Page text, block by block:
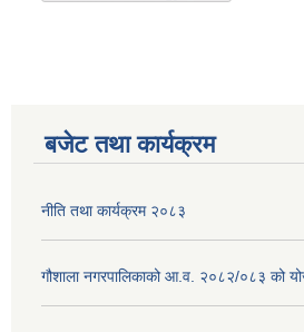
बजेट तथा कार्यक्रम
नीति तथा कार्यक्रम २०८३
गौशाला नगरपालिकाको आ.व. २०८२/०८३ को